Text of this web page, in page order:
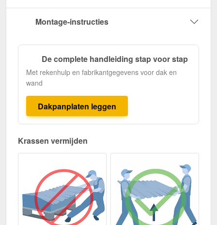
Montage-instructies
De complete handleiding stap voor stap
Met rekenhulp en fabrikantgegevens voor dak en
wand
Dakpanplaten leggen
Krassen vermijden